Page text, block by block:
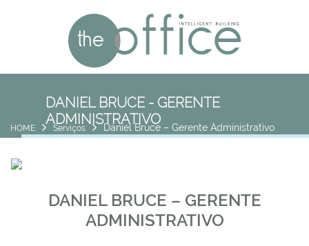
DANIEL BRUCE - GERENTE
ADMINISTRATIVO
HOME Serviços Daniel Bruce – Gerente Administrativo
DANIEL BRUCE – GERENTE
ADMINISTRATIVO